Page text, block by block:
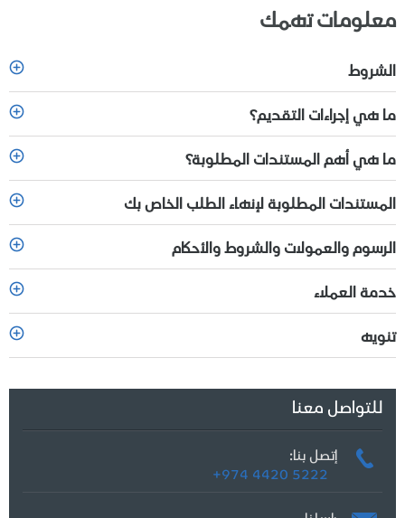
معلومات تهمك
الشروط
ما هي إجراءات التقديم؟
ما هي أهم المستندات المطلوبة؟
المستندات المطلوبة لإنهاء الطلب الخاص بك
الرسوم والعمولات والشروط والأحكام
خدمة العملاء
تنويه
للتواصل معنا
إتصل بنا:
+974 4420 5222